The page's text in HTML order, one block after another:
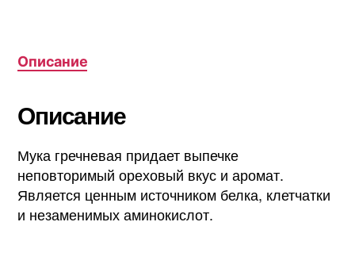
Описание
Описание
Мука гречневая придает выпечке
неповторимый ореховый вкус и аромат.
Является ценным источником белка, клетчатки
и незаменимых аминокислот.